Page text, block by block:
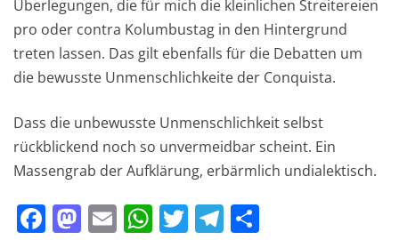
Überlegungen, die für mich die kleinlichen Streitereien
pro oder contra Kolumbustag in den Hintergrund
treten lassen. Das gilt ebenfalls für die Debatten um
die bewusste Unmenschlichkeite der Conquista.
Dass die unbewusste Unmenschlichkeit selbst
rückblickend noch so unvermeidbar scheint. Ein
Massengrab der Aufklärung, erbärmlich undialektisch.
F M E W T T